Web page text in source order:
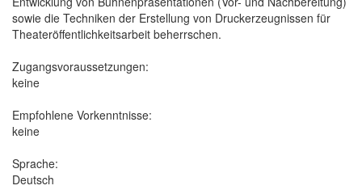
sowie die Techniken der Erstellung von Druckerzeugnissen für
Theateröffentlichkeitsarbeit beherrschen.
Zugangsvoraussetzungen:
keine
Empfohlene Vorkenntnisse:
keine
Sprache:
Deutsch